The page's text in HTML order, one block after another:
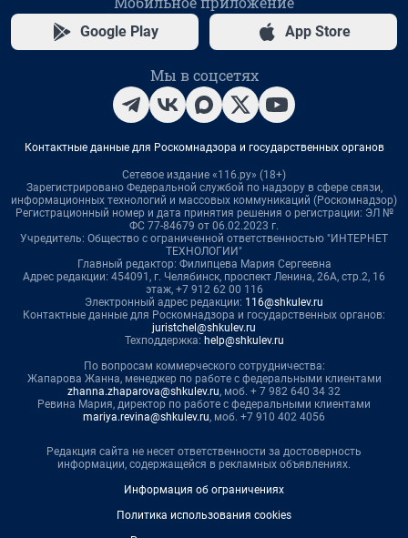
Google Play App Store
Мы в соцсетях
Контактные данные для Роскомнадзора и государственных органов
Сетевое издание «116.ру» (18+)
Зарегистрировано Федеральной службой по надзору в сфере связи,
информационных технологий и массовых коммуникаций (Роскомнадзор)
Регистрационный номер и дата принятия решения о регистрации: ЭЛ №
ФС 77-84679 от 06.02.2023 г.
Учредитель: Общество с ограниченной ответственностью "ИНТЕРНЕТ
ТЕХНОЛОГИИ"
Главный редактор: Филипцева Мария Сергеевна
Адрес редакции: 454091, г. Челябинск, проспект Ленина, 26А, стр.2, 16
этаж, +7 912 62 00 116
Электронный адрес редакции: 116@shkulev.ru
Контактные данные для Роскомнадзора и государственных органов:
juristchel@shkulev.ru
Техподдержка: help@shkulev.ru
По вопросам коммерческого сотрудничества:
Жапарова Жанна, менеджер по работе с федеральными клиентами
zhanna.zhaparova@shkulev.ru, моб. + 7 982 640 34 32
Ревина Мария, директор по работе с федеральными клиентами
mariya.revina@shkulev.ru, моб. +7 910 402 4056
Редакция сайта не несет ответственности за достоверность
информации, содержащейся в рекламных объявлениях.
Информация об ограничениях
Политика использования cookies